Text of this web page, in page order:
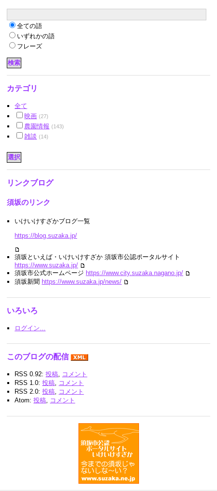
全ての語
いずれかの語
フレーズ
カテゴリ
全て
映画 (27)
農園情報 (143)
雑談 (14)
リンクブログ
須坂のリンク
いけいけすざかブログ一覧
https://blog.suzaka.jp/
須坂といえば・いけいけすざか 須坂市公認ポータルサイト
https://www.suzaka.jp/
須坂市公式ホームページ https://www.city.suzaka.nagano.jp/
須坂新聞 https://www.suzaka.jp/news/
いろいろ
ログイン...
このブログの配信
RSS 0.92:投稿, コメント
RSS 1.0:投稿, コメント
RSS 2.0:投稿, コメント
Atom:投稿, コメント